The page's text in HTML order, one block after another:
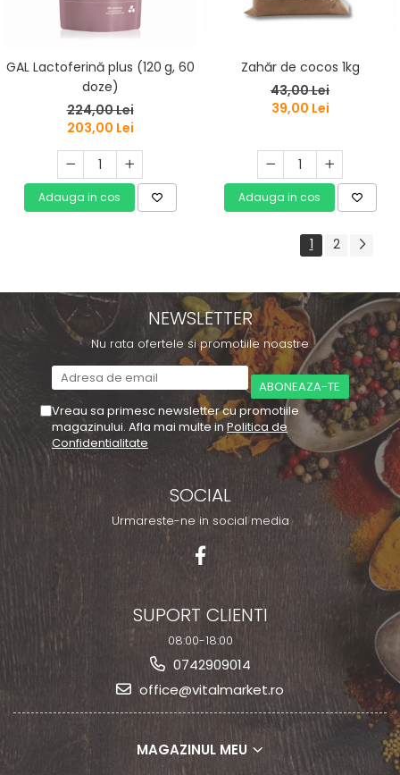
GAL Lactoferină plus (120 g, 60
doze)
224,00 Lei
203,00 Lei
Adauga in cos
Zahăr de cocos 1kg
43,00 Lei
39,00 Lei
Adauga in cos
1 2
NEWSLETTER
Nu rata ofertele si promotiile noastre
Vreau sa primesc newsletter cu promotiile
magazinului. Afla mai multe in Politica de
Confidentialitate
SOCIAL
Urmareste-ne in social media
SUPORT CLIENTI
08:00-18:00
0742909014
office@vitalmarket.ro
MAGAZINUL MEU